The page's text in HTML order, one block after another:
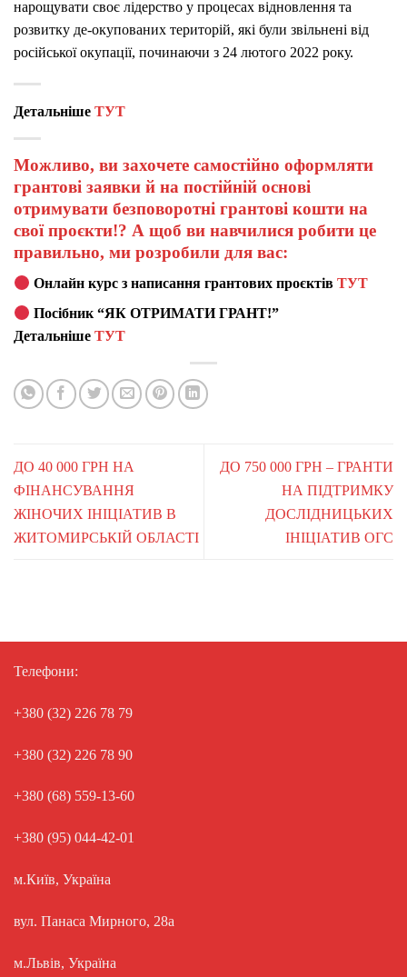
нарощувати своє лідерство у процесах відновлення та
розвитку де-окупованих територій, які були звільнені від
російської окупації, починаючи з 24 лютого 2022 року.
Детальніше ТУТ
Можливо, ви захочете самостійно оформляти
грантові заявки й на постійній основі
отримувати безповоротні грантові кошти на
свої проєкти!? А щоб ви навчилися робити це
правильно, ми розробили для вас:
Онлайн курс з написання грантових проєктівТУТ
Посібник “ЯК ОТРИМАТИ ГРАНТ!”
Детальніше ТУТ
ДО 40 000 ГРН НА
ФІНАНСУВАННЯ
ЖІНОЧИХ ІНІЦІАТИВ В
ЖИТОМИРСЬКІЙ ОБЛАСТІ
ДО 750 000 ГРН – ГРАНТИ
НА ПІДТРИМКУ
ДОСЛІДНИЦЬКИХ
ІНІЦІАТИВ ОГС
Телефони:
+380 (32) 226 78 79
+380 (32) 226 78 90
+380 (68) 559-13-60
+380 (95) 044-42-01
м.Київ, Україна
вул. Панаса Мирного, 28а
м.Львів, Україна